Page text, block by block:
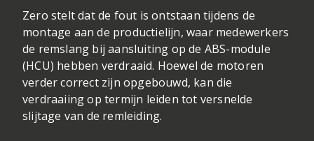
Zero stelt dat de fout is ontstaan tijdens de
montage aan de productielijn, waar medewerkers
de remslang bij aansluiting op de ABS-module
(HCU) hebben verdraaid. Hoewel de motoren
verder correct zijn opgebouwd, kan die
verdraaiing op termijn leiden tot versnelde
slijtage van de remleiding.